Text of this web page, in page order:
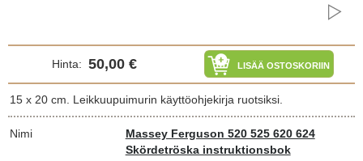
Hinta: 50,00 € LISÄÄ OSTOSKORIIN
15 x 20 cm. Leikkuupuimurin käyttöohjekirja ruotsiksi.
Nimi
Massey Ferguson 520 525 620 624
Skördetröska instruktionsbok